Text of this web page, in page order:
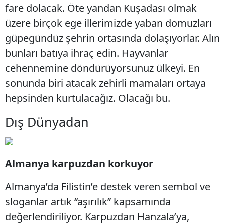
fare dolacak. Öte yandan Kuşadası olmak
üzere birçok ege illerimizde yaban domuzları
güpegündüz şehrin ortasında dolaşıyorlar. Alın
bunları batıya ihraç edin. Hayvanlar
cehennemine döndürüyorsunuz ülkeyi. En
sonunda biri atacak zehirli mamaları ortaya
hepsinden kurtulacağız. Olacağı bu.
Dış Dünyadan
Almanya karpuzdan korkuyor
Almanya’da Filistin’e destek veren sembol ve
sloganlar artık “aşırılık” kapsamında
değerlendiriliyor. Karpuzdan Hanzala’ya,